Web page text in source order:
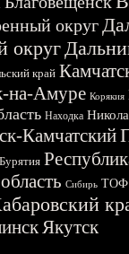
округ
округ
край
на-Амуре Корякия
Находка
Камчатский
Сибирь ТОФ
Якутск